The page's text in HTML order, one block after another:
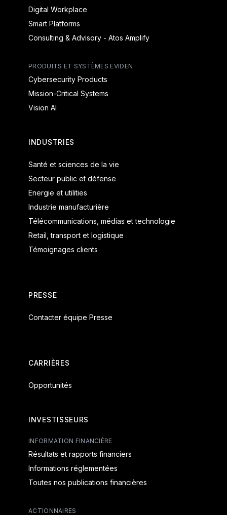
Digital Workplace
Smart Platforms
Consulting & Advisory - Atos Amplify
PRODUITS ET SYSTÈMES EVIDEN
Cybersecurity Products
Mission-Critical Systems
Vision AI
INDUSTRIES
Santé et sciences de la vie
Secteur public et défense
Energie et utilities
Industrie manufacturière
Télécommunications, médias et technologie
Retail, transport et logistique
Témoignages clients
PRESSE
Contacter équipe Presse
CARRIÈRES
Opportunités
INVESTISSEURS
INFORMATION FINANCIÈRE
Résultats et rapports financiers
Informations réglementées
Toutes nos publications financières
ACTIONNAIRES